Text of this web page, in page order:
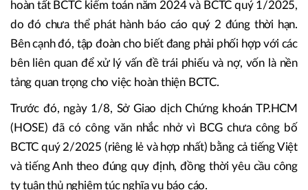
hoàn tất BCTC kiểm toán năm 2024 và BCTC quý 1/2025,
do đó chưa thể phát hành báo cáo quý 2 đúng thời hạn.
Bên cạnh đó, tập đoàn cho biết đang phải phối hợp với các
bên liên quan để xử lý vấn đề trái phiếu và nợ, vốn là nền
tảng quan trọng cho việc hoàn thiện BCTC.
Trước đó, ngày 1/8, Sở Giao dịch Chứng khoán TP.HCM
(HOSE) đã có công văn nhắc nhở vì BCG chưa công bố
BCTC quý 2/2025 (riêng lẻ và hợp nhất) bằng cả tiếng Việt
và tiếng Anh theo đúng quy định, đồng thời yêu cầu công
ty tuân thủ nghiêm túc nghĩa vụ báo cáo.